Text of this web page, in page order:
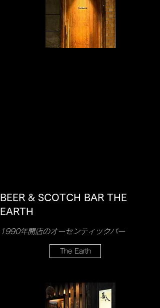
BEER & SCOTCH BAR THE
EARTH
1990年開店のオーセンティックバー
The Earth